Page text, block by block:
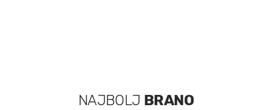
NAJBOLJ BRANO